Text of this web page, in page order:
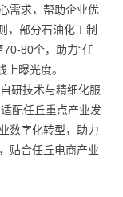
需求，帮助企业优
，部分石油化工制
80个，助力“任
上曝光度。
研技术与精细化服
配任丘重点产业发
数字化转型，助力
贴合任丘电商产业